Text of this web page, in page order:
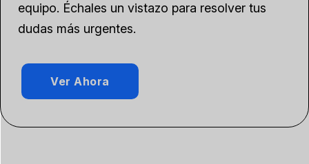
equipo. Échales un vistazo para resolver tus
dudas más urgentes.
Ver Ahora